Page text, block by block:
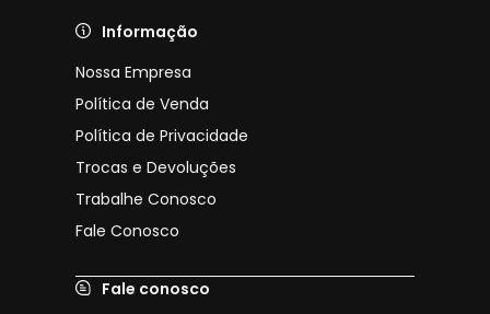
Informação
Nossa Empresa
Política de Venda
Política de Privacidade
Trocas e Devoluções
Trabalhe Conosco
Fale Conosco
Fale conosco